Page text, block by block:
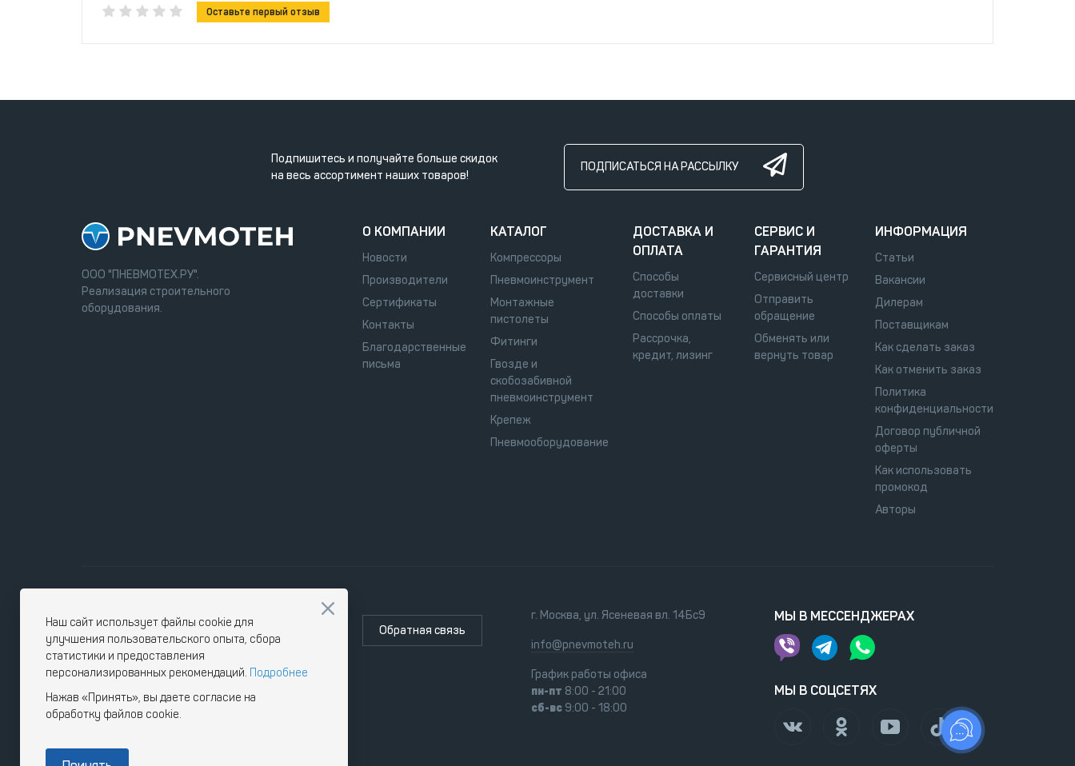
Оставьте первый отзыв
Подпишитесь и получайте больше скидок
на весь ассортимент наших товаров!
ПОДПИСАТЬСЯ НА РАССЫЛКУ
ООО "ПНЕВМОТЕХ.РУ".
Реализация строительного
оборудования.
О КОМПАНИИ
Новости
Производители
Сертификаты
Контакты
Благодарственные
письма
КАТАЛОГ
Компрессоры
Пневмоинструмент
Монтажные
пистолеты
Фитинги
Гвозде и
скобозабивной
пневмоинструмент
Крепеж
Пневмооборудование
ДОСТАВКА И
ОПЛАТА
Способы
доставки
Способы оплаты
Рассрочка,
кредит, лизинг
СЕРВИС И
ГАРАНТИЯ
Сервисный центр
Отправить
обращение
Обменять или
вернуть товар
ИНФОРМАЦИЯ
Статьи
Вакансии
Дилерам
Поставщикам
Как сделать заказ
Как отменить заказ
Политика
конфиденциальности
Договор публичной
оферты
Как использовать
промокод
Авторы
Обратная связь
г. Москва, ул. Ясеневая вл. 14Бс9
info@pnevmoteh.ru
График работы офиса
пн-пт 8:00 - 21:00
сб-вс9:00 - 18:00
МЫ В МЕССЕНДЖЕРАХ
МЫ В СОЦСЕТЯХ
Наш сайт использует файлы cookie для
улучшения пользовательского опыта, сбора
статистики и предоставления
персонализированных рекомендаций. Подробнее
Нажав «Принять», вы даете согласие на
обработку файлов cookie.